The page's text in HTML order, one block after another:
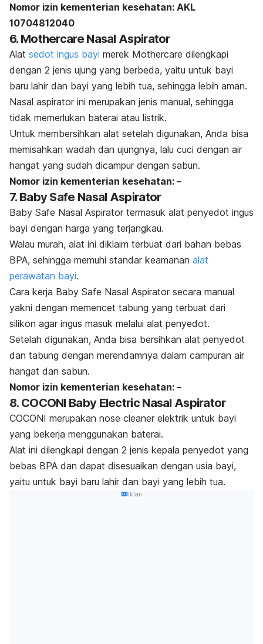
Nomor izin kementerian kesehatan: AKL
10704812040
6. Mothercare Nasal Aspirator
Alat sedot ingus bayi merek Mothercare dilengkapi
dengan 2 jenis ujung yang berbeda, yaitu untuk bayi
baru lahir dan bayi yang lebih tua, sehingga lebih aman.
Nasal aspirator ini merupakan jenis manual, sehingga
tidak memerlukan baterai atau listrik.
Untuk membersihkan alat setelah digunakan, Anda bisa
memisahkan wadah dan ujungnya, lalu cuci dengan air
hangat yang sudah dicampur dengan sabun.
Nomor izin kementerian kesehatan: –
7. Baby Safe Nasal Aspirator
Baby Safe Nasal Aspirator termasuk alat penyedot ingus
bayi dengan harga yang terjangkau.
Walau murah, alat ini diklaim terbuat dari bahan bebas
BPA, sehingga memuhi standar keamanan alat
perawatan bayi.
Cara kerja Baby Safe Nasal Aspirator secara manual
yakni dengan memencet tabung yang terbuat dari
silikon agar ingus masuk melalui alat penyedot.
Setelah digunakan, Anda bisa bersihkan alat penyedot
dan tabung dengan merendamnya dalam campuran air
hangat dan sabun.
Nomor izin kementerian kesehatan: –
8. COCONI Baby Electric Nasal Aspirator
COCONI merupakan nose cleaner elektrik untuk bayi
yang bekerja menggunakan baterai.
Alat ini dilengkapi dengan 2 jenis kepala penyedot yang
bebas BPA dan dapat disesuaikan dengan usia bayi,
yaitu untuk bayi baru lahir dan bayi yang lebih tua.
Iklan